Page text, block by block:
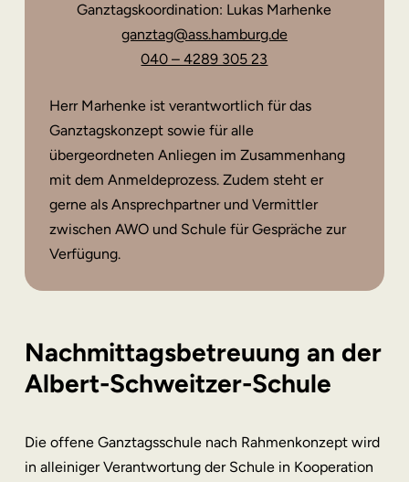
Ganztagskoordination: Lukas Marhenke
ganztag@ass.hamburg.de
040 – 4289 305 23
Herr Marhenke ist verantwortlich für das
Ganztagskonzept sowie für alle
übergeordneten Anliegen im Zusammenhang
mit dem Anmeldeprozess. Zudem steht er
gerne als Ansprechpartner und Vermittler
zwischen AWO und Schule für Gespräche zur
Verfügung.
Nachmittagsbetreuung an der
Albert-Schweitzer-Schule
Die offene Ganztagsschule nach Rahmenkonzept wird
in alleiniger Verantwortung der Schule in Kooperation